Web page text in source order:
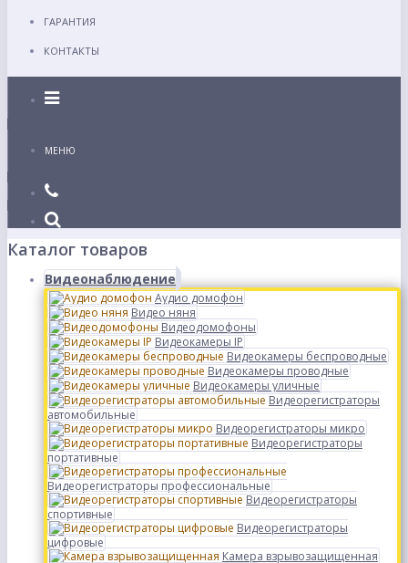
ГАРАНТИЯ
КОНТАКТЫ
Каталог
МЕНЮ
Каталог товаров
Видеонаблюдение
Аудио домофон
Видео няня
Видеодомофоны
Видеокамеры IP
Видеокамеры беспроводные
Видеокамеры проводные
Видеокамеры уличные
Видеорегистраторы
автомобильные
Видеорегистраторы микро
Видеорегистраторы
портативные
Видеорегистраторы профессиональные
Видеорегистраторы
спортивные
Видеорегистраторы
цифровые
Камера взрывозащищенная